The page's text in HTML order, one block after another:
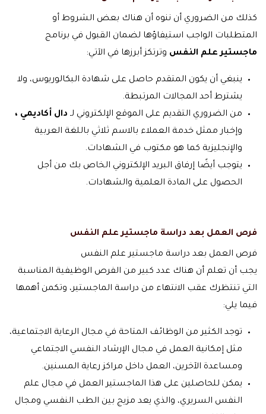
كذلك من الضروري أن ننوه أن هناك بعض الشروط أو
المتطلبات الواجب استيفاؤها لضمان القبول في برنامج
ماجستير علم النفس وترتكز أبرزها في الآتي:
ينبغي أن يكون المتقدم حاصل على شهادة البكالوريوس، ولا
يشترط أحد المجالات المرتبطة.
من الضروري التقديم على الموقع الإلكتروني لـ دال أكاديمي ،
وإخبار ممثل خدمة العملاء بالاسم ثلاثي باللغة العربية
والإنجليزية كما هو مكتوب في الشهادات.
يتوجب أيضًا إرفاق البريد الإلكتروني الخاص بك من أجل
الحصول على المادة العلمية والشهادات.
فرص العمل بعد دراسة ماجستير علم النفس
فرص العمل بعد دراسة ماجستير علم النفس
يجب أن تعلم أن هناك عدد كبير من الفرص الوظيفية المناسبة
التي تنتظرك عقب الانتهاء من دراسة الماجستير، وتكمن أهمها
فيما يلي:
توجد الكثير من الوظائف المتاحة في مجال الرعاية الاجتماعية،
مثل إمكانية العمل في مجال الإرشاد النفسي الاجتماعي
ومساعدة الآخرين، العمل داخل مراكز رعاية المسنين.
يمكن للحاصلين على هذا الماجستير العمل في مجال علم
النفس السريري، والذي يعد مزيج بين الطب النفسي ومجال